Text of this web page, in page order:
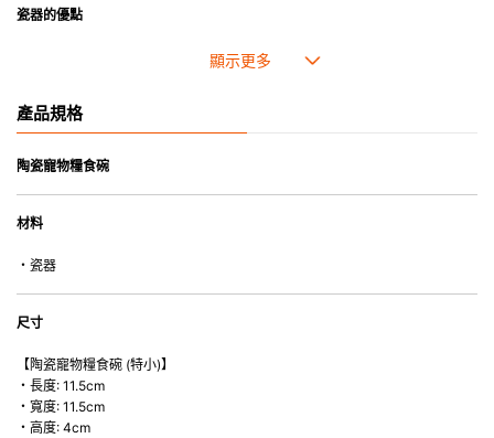
瓷器的優點
• 耐熱性極佳，適用於微波爐，也可放入焗爐，耐熱程度高達260℃。
• 可用於洗碗機。
• 合乎食用安全的塗層表面，幾乎不黏，食物容易脫落，清洗方便。
*不可直接用於熱源上
產品規格
陶瓷寵物糧食碗
材料
・瓷器
尺寸
【陶瓷寵物糧食碗 (特小)】
・長度: 11.5cm
・寬度: 11.5cm
・高度: 4cm